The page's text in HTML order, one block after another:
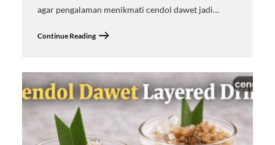
agar pengalaman menikmati cendol dawet jadi…
Continue Reading